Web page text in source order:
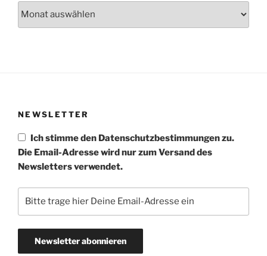
NEWSLETTER
Ich stimme den Datenschutzbestimmungen zu.
Die Email-Adresse wird nur zum Versand des
Newsletters verwendet.